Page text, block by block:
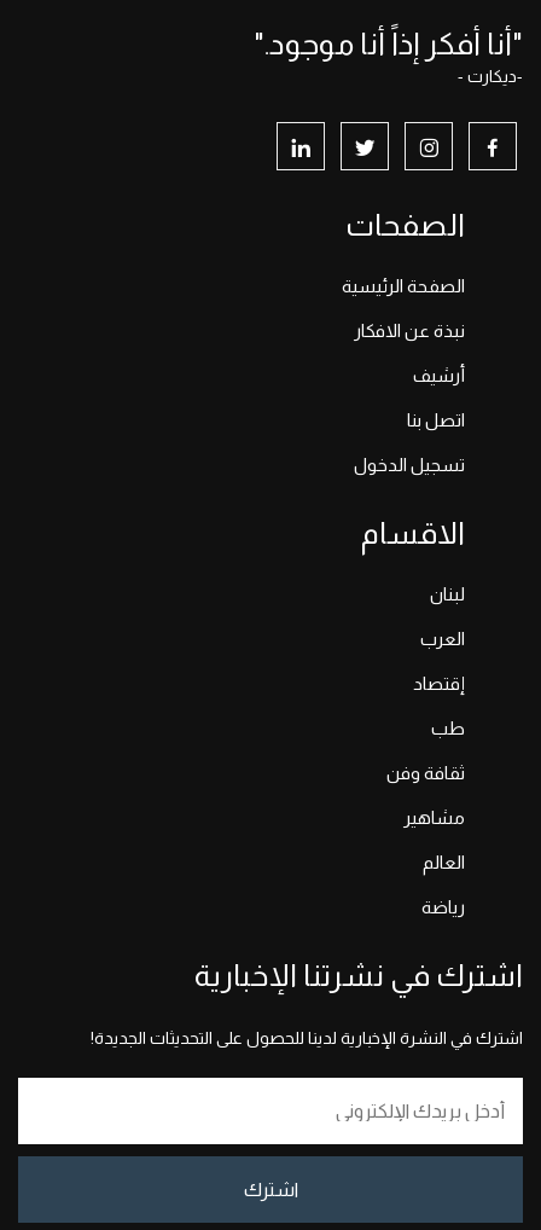
"أنا أفكر إذاً أنا موجود."
-ديكارت -
الصفحات
الصفحة الرئيسية
نبذة عن الافكار
أرشيف
اتصل بنا
تسجيل الدخول
الاقسام
لبنان
العرب
إقتصاد
طب
ثقافة وفن
مشاهير
العالم
رياضة
اشترك في نشرتنا الإخبارية
اشترك في النشرة الإخبارية لدينا للحصول على التحديثات الجديدة!
اشترك